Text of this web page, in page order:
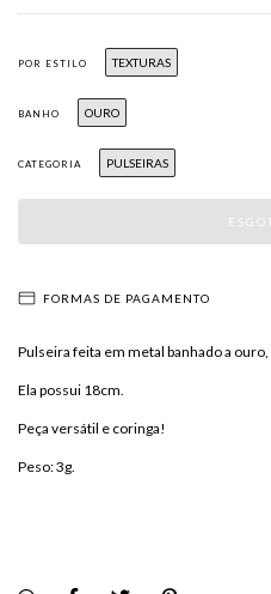
POR ESTILO TEXTURAS
BANHO OURO
CATEGORIA PULSEIRAS
FORMAS DE PAGAMENTO
Pulseira feita em metal banhado a
Ela possui 18cm.
Peça versátil e coringa!
Peso: 3g.